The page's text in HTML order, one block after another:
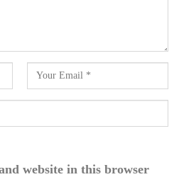
website in this browser